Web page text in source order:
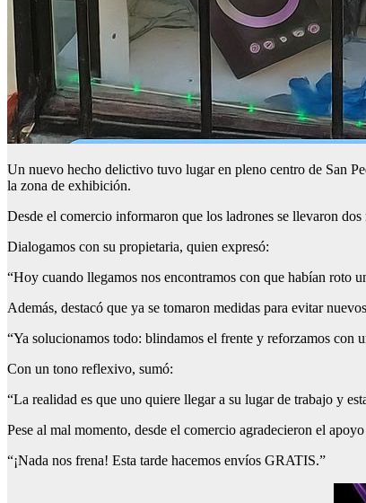
Un nuevo hecho delictivo tuvo lugar en pleno centro de San
la zona de exhibición.
Desde el comercio informaron que los ladrones se llevaron
Dialogamos con su propietaria, quien expresó:
“Hoy cuando llegamos nos encontramos con que habían roto
Además, destacó que ya se tomaron medidas para evitar
“Ya solucionamos todo: blindamos el frente y reforzamos con
Con un tono reflexivo, sumó:
“La realidad es que uno quiere llegar a su lugar de trabajo y
Pese al mal momento, desde el comercio agradecieron el
“¡Nada nos frena! Esta tarde hacemos envíos GRATIS.”